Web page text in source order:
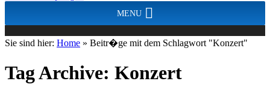
MENU
Sie sind hier: Home » Beitr�ge mit dem Schlagwort "Konzert"
Tag Archive: Konzert